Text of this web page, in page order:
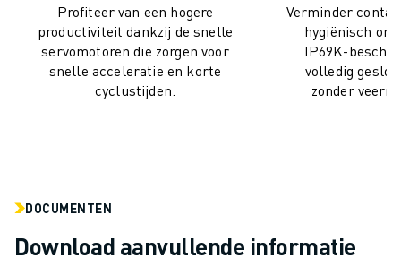
OVER FANUC
OVER FANUC
FANUC IN EUROPA
CONTACT
LOCATIES
Profiteer van een hogere
productiviteit dankzij de snelle
servomotoren die zorgen voor
snelle acceleratie en korte
cyclustijden.
Verminder
hygiënisch
IP69K-
volledig
zonder
DOCUMENTEN
Download aanvullende informatie